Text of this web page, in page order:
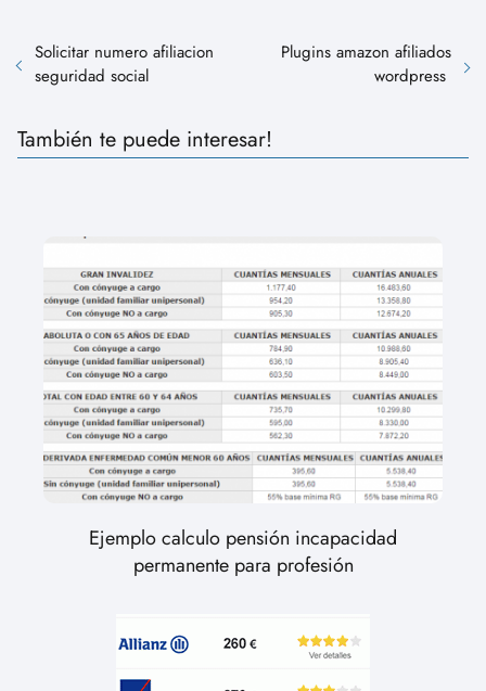
Solicitar numero afiliacion
seguridad social
Plugins amazon afiliados
wordpress
También te puede interesar!
Ejemplo calculo pensión incapacidad
permanente para profesión